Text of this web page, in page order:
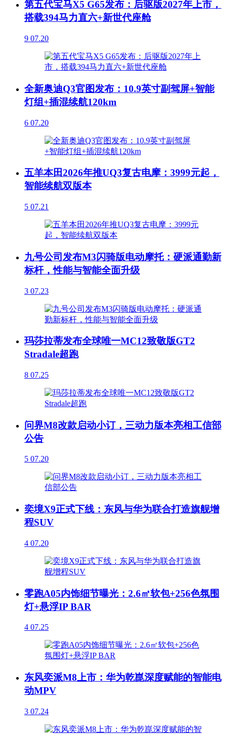
第五代宝马X5 G65发布：后驱版2027年上市，
搭载394马力直六+新世代座舱
9 07.20
全新奥迪Q3官图发布：10.9英寸副驾屏+智能
灯组+插混续航120km
6 07.20
五羊本田2026年推UQ3复古电摩：3999元起，
智能续航双版本
5 07.21
九号公司发布M3闪骑版电动摩托：硬派通勤新
标杆，性能与智能全面升级
3 07.23
玛莎拉蒂发布全球唯一MC12致敬版GT2
Stradale超跑
8 07.25
问界M8改款启动小订，三动力版本亮相工信部
公告
5 07.20
奕境X9正式下线：东风与华为联合打造旗舰增
程SUV
4 07.20
零跑A05内饰细节曝光：2.6㎡软包+256色氛围
灯+悬浮IP BAR
4 07.25
东风奕派M8上市：华为乾崑深度赋能的智能电
动MPV
3 07.24